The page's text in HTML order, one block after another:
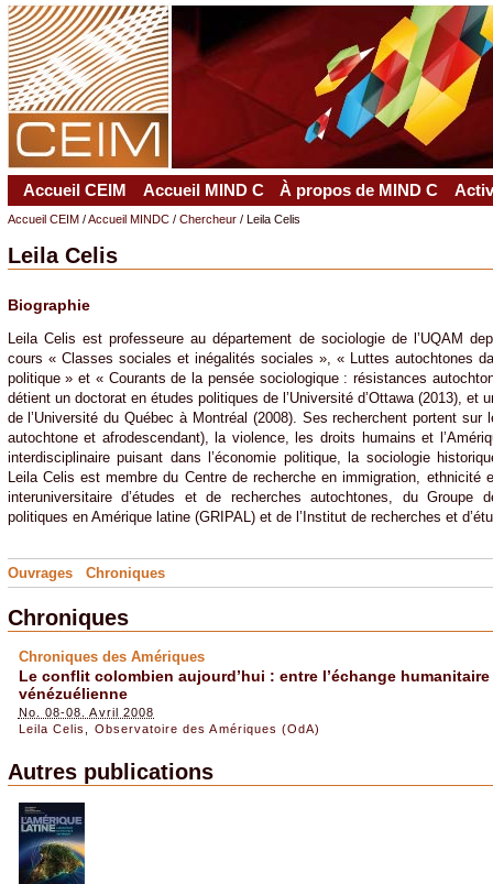
Accueil CEIM Accueil MIND C À propos de MIND C
Accueil CEIM/Accueil MINDC/ Chercheur/ Leila Celis
Leila Celis
Biographie
Leila Celis est professeure au département de sociologie de l’UQAM
cours « Classes sociales et inégalités sociales », « Luttes autochtones
politique » et « Courants de la pensée sociologique : résistances
détient un doctorat en études politiques de l’Université d’Ottawa (2013), et
de l’Université du Québec à Montréal (2008). Ses recherchent portent
autochtone et afrodescendant), la violence, les droits humains et
interdisciplinaire puisant dans l’économie politique, la sociologie
Leila Celis est membre du Centre de recherche en immigration, ethnicité
interuniversitaire d’études et de recherches autochtones, du Groupe
politiques en Amérique latine (GRIPAL) et de l’Institut de recherches et
Ouvrages Chroniques
Chroniques
Chroniques des Amériques
Le conflit colombien aujourd’hui : entre l’échange
vénézuélienne
No. 08-08. Avril 2008
Leila Celis
Observatoire des Amériques (OdA)
Autres publications